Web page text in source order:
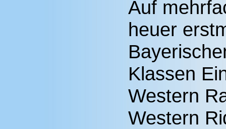
Auf
heuer
Klassen
Western
Western